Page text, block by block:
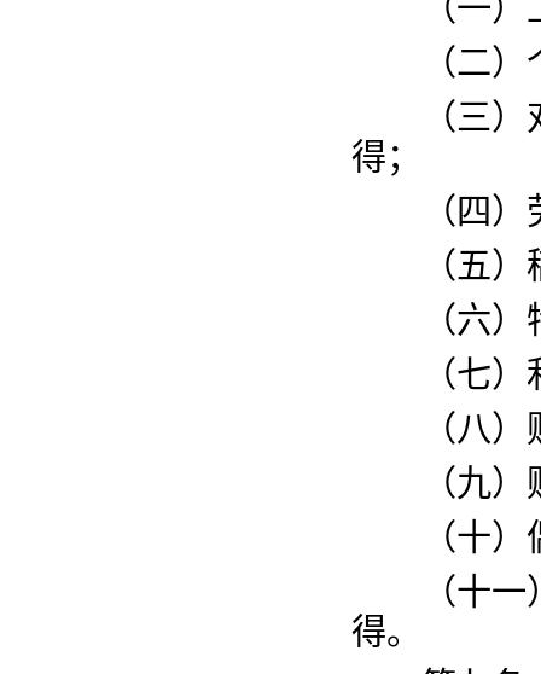
（一）工
（二）个
（三）对
得；
（四）
（五）
（六）特
（七）利
（八）
（九）
（十）
（十一）
得。